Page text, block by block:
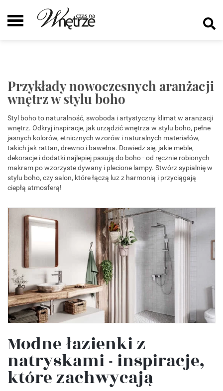
Przykłady nowoczesnych aranżacji
wnętrz w stylu boho
Styl boho to naturalność, swoboda i artystyczny klimat w aranżacji
wnętrz. Odkryj inspiracje, jak urządzić wnętrza w stylu boho, pełne
jasnych kolorów, etnicznych wzorów i naturalnych materiałów,
takich jak rattan, drewno i bawełna. Dowiedz się, jakie meble,
dekoracje i dodatki najlepiej pasują do boho - od ręcznie robionych
makram po wzorzyste dywany i plecione lampy. Stwórz sypialnię w
stylu boho, czy salon, które łączą luz z harmonią i przyciągają
ciepłą atmosferą!
Modne łazienki z
natryskami - inspiracje,
które zachwycają